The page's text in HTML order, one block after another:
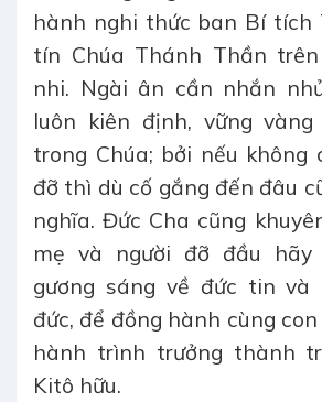
hành nghi thức ban Bí tích
tín Chúa Thánh Thần
nhi. Ngài ân cần nhắn
luôn kiên định, vững
trong Chúa; bởi nếu không
đỡ thì dù cố gắng đến đâu
nghĩa. Đức Cha cũng
mẹ và người đỡ đầu
gương sáng về đức tin và
đức, để đồng hành cùng
hành trình trưởng thành
Kitô hữu.